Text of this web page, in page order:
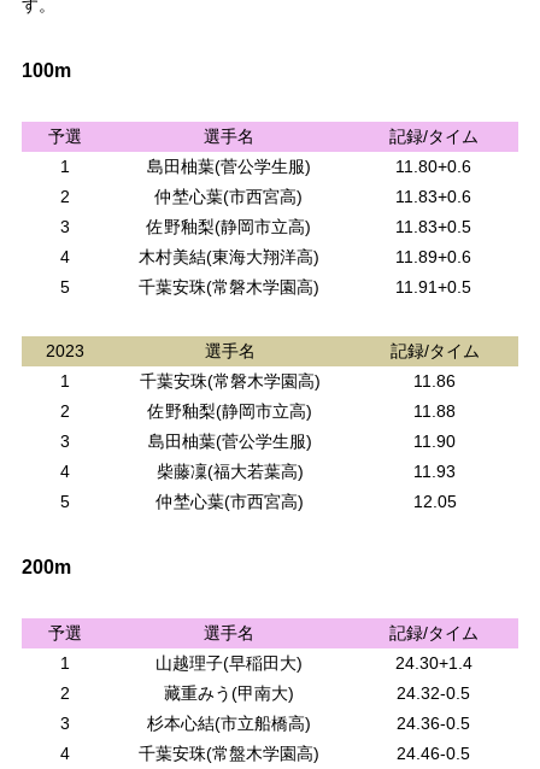
す。
100m
予選 選手名
記録/タイム
1
島田柚葉(菅公学生服)
11.80+0.6
2
仲埜心葉(市西宮高)
11.83+0.6
3
佐野釉梨(静岡市立高)
11.83+0.5
4
木村美結(東海大翔洋高)
11.89+0.6
5
千葉安珠(常磐木学園高) 11.91+0.5
2023 選手名
記録/タイム
1
千葉安珠(常磐木学園高)
11.86
2
佐野釉梨(静岡市立高)
11.88
3
島田柚葉(菅公学生服)
11.90
4
柴藤凜(福大若葉高)
11.93
5
仲埜心葉(市西宮高) 12.05
200m
予選 選手名
記録/タイム
1
山越理子(早稲田大)
24.30+1.4
2
藏重みう(甲南大)
24.32-0.5
3
杉本心結(市立船橋高)
24.36-0.5
4
千葉安珠(常盤木学園高)
24.46-0.5